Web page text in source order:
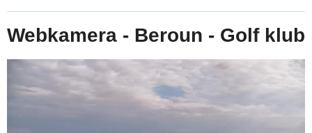
Webkamera - Beroun - Golf klub